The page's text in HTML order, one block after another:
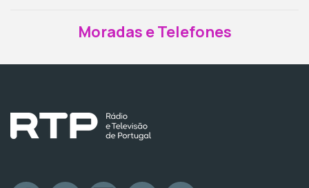
Moradas e Telefones